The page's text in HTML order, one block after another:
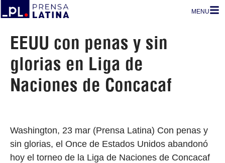
MENU
EEUU con penas y sin
glorias en Liga de
Naciones de Concacaf
Washington, 23 mar (Prensa Latina) Con penas y
sin glorias, el Once de Estados Unidos abandonó
hoy el torneo de la Liga de Naciones de Concacaf